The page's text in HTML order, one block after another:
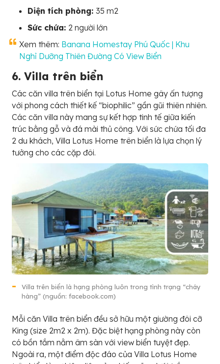
Diện tích phòng: 35 m2
Sức chứa: 2 người lớn
Xem thêm: Banana Homestay Phú Quốc | Khu
Nghỉ Dưỡng Thiên Đường Có View Biển
6. Villa trên biển
Các căn villa trên biển tại Lotus Home gây ấn tượng
với phong cách thiết kế “biophilic” gần gũi thiên nhiên.
Các căn villa này mang sự kết hợp tinh tế giữa kiến
trúc bằng gỗ và đá mài thủ công. Với sức chứa tối đa
2 du khách, Villa Lotus Home trên biển là lựa chọn lý
tưởng cho các cặp đôi.
Villa trên biển là hạng phòng luôn trong tình trạng “cháy
hàng” (nguồn: facebook.com)
Mỗi căn Villa trên biển đều sở hữu một giường đôi cỡ
King (size 2m2 x 2m). Đặc biệt hạng phòng này còn
có bồn tắm nằm âm sàn với view biển tuyệt đẹp.
Ngoài ra, một điểm độc đáo của Villa Lotus Home